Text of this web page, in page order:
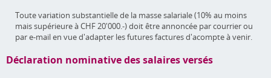
Toute variation substantielle de la masse salariale (10% au moins
mais supérieure à CHF 20'000.-) doit être annoncée par courrier ou
par e-mail en vue d'adapter les futures factures d'acompte à venir.
Déclaration nominative des salaires versés